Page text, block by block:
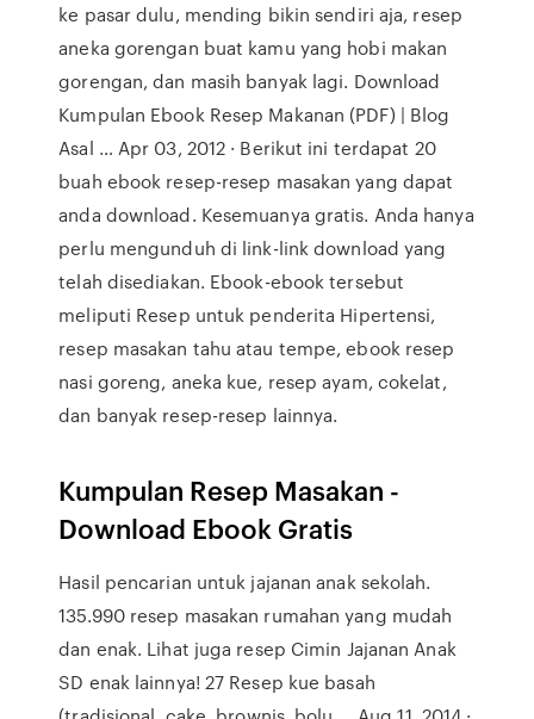
ke pasar dulu, mending bikin sendiri aja, resep
aneka gorengan buat kamu yang hobi makan
gorengan, dan masih banyak lagi. Download
Kumpulan Ebook Resep Makanan (PDF) | Blog
Asal … Apr 03, 2012 · Berikut ini terdapat 20
buah ebook resep-resep masakan yang dapat
anda download. Kesemuanya gratis. Anda hanya
perlu mengunduh di link-link download yang
telah disediakan. Ebook-ebook tersebut
meliputi Resep untuk penderita Hipertensi,
resep masakan tahu atau tempe, ebook resep
nasi goreng, aneka kue, resep ayam, cokelat,
dan banyak resep-resep lainnya.
Kumpulan Resep Masakan -
Download Ebook Gratis
Hasil pencarian untuk jajanan anak sekolah.
135.990 resep masakan rumahan yang mudah
dan enak. Lihat juga resep Cimin Jajanan Anak
SD enak lainnya! 27 Resep kue basah